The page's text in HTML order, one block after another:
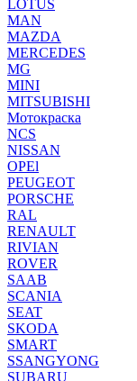
LOTUS
MAN
MAZDA
MERCEDES
MG
MINI
MITSUBISHI
Мотокраска
NCS
NISSAN
OPEl
PEUGEOT
PORSCHE
RAL
RENAULT
RIVIAN
ROVER
SAAB
SCANIA
SEAT
SKODA
SMART
SSANGYONG
SUBARU